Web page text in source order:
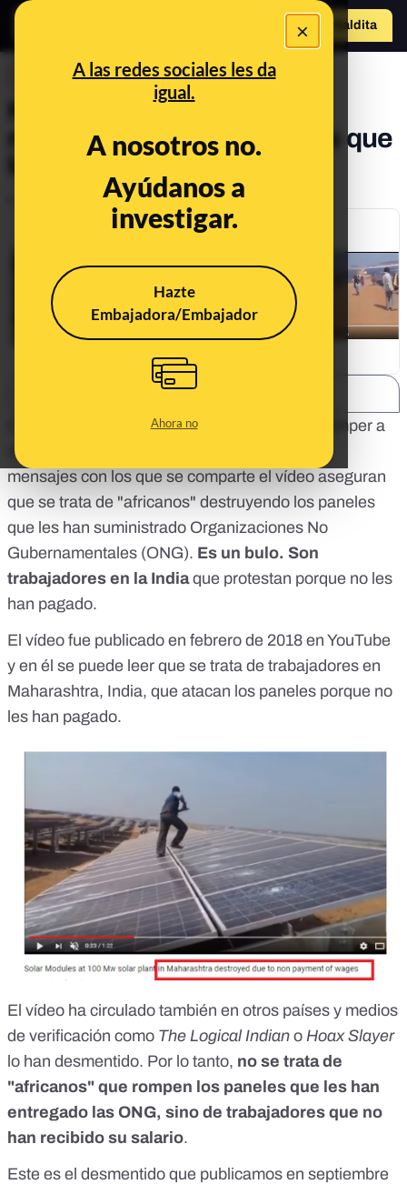
×
A las redes sociales les da
igual.
A nosotros no.
Ayúdanos a
investigar.
Hazte
Embajadora/Embajador
Ahora no
Hazte Maldito
a
No, no son "africanos"
rompiendo paneles solares que
les han regalado ONG
Sep 11, 2020, 7:57:03 AM
Circula un vídeo en el que se ve a personas romper a
martillazos una serie de paneles solares. Los
mensajes con los que se comparte el vídeo aseguran
que se trata de "africanos" destruyendo los paneles
que les han suministrado Organizaciones No
Gubernamentales (ONG). Es un bulo. Son
trabajadores en la Indiaque protestan porque no les
han pagado.
El vídeo fue publicado en febrero de 2018 en YouTube
y en él se puede leer que se trata de trabajadores en
Maharashtra, India, que atacan los paneles porque no
les han pagado.
El vídeo ha circulado también en otros países y medios
de verificación como The Logical Indian o Hoax Slayer
lo han desmentido. Por lo tanto, no se trata de
"africanos" que rompen los paneles que les han
entregado las ONG, sino de trabajadores que no
han recibido su salario.
Este es el desmentido que publicamos en septiembre